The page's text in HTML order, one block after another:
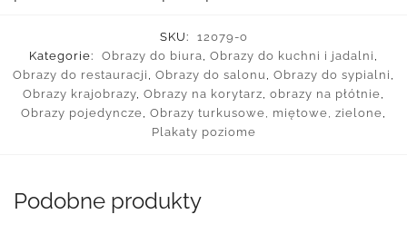
SKU:
12079-o
Kategorie:
Obrazy do biura, Obrazy do kuchni i jadalni ,
Obrazy do restauracji , Obrazy do salonu , Obrazy do sypialni ,
Obrazy krajobrazy, Obrazy na korytarz, obrazy na płótnie,
Obrazy pojedyncze, Obrazy turkusowe, miętowe, zielone,
Plakaty poziome
Podobne produkty